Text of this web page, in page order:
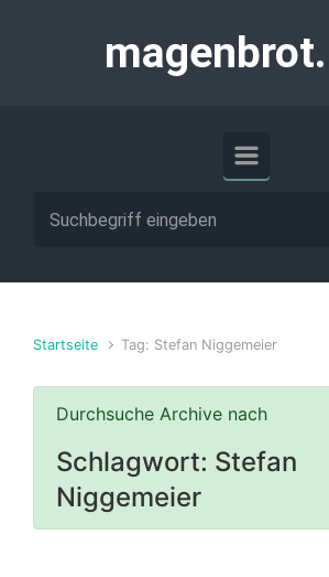
Startseite Tag: Stefan Niggemeier
Durchsuche Archive nach
Schlagwort: Stefan
Niggemeier